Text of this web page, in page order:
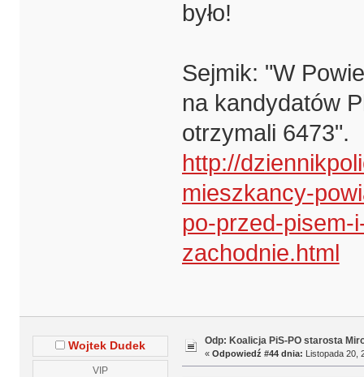
było!
Sejmik: "W
na kandydatów
otrzymali 6473".
http://
mieszkancy-
po-przed-pisem-
zachodnie.html
Wojtek Dudek
VIP
Odp: Koalicja PiS-PO starosta
« Odpowiedź #44 dnia: Listopada 20,